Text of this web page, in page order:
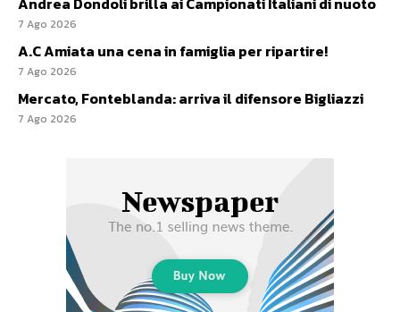
7 Ago 2026
A.C Amiata una cena in famiglia per ripartire!
7 Ago 2026
Mercato, Fonteblanda: arriva il difensore Bigliazzi
7 Ago 2026